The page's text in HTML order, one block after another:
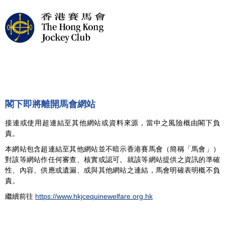
閣下即將離開馬會網站
接連或使用超連結至其他網站或資料來源，當中之風險概由閣下負
責。
本網站包含超連結至其他網站並不暗示香港賽馬會（簡稱「馬會」）
對該等網站作任何審查、核實或認可。就該等網站提供之資訊的準確
性、內容、供應或遺漏、或與其他網站之連結，馬會明確表明概不負
責。
繼續前往 https://www.hkjcequinewelfare.org.hk